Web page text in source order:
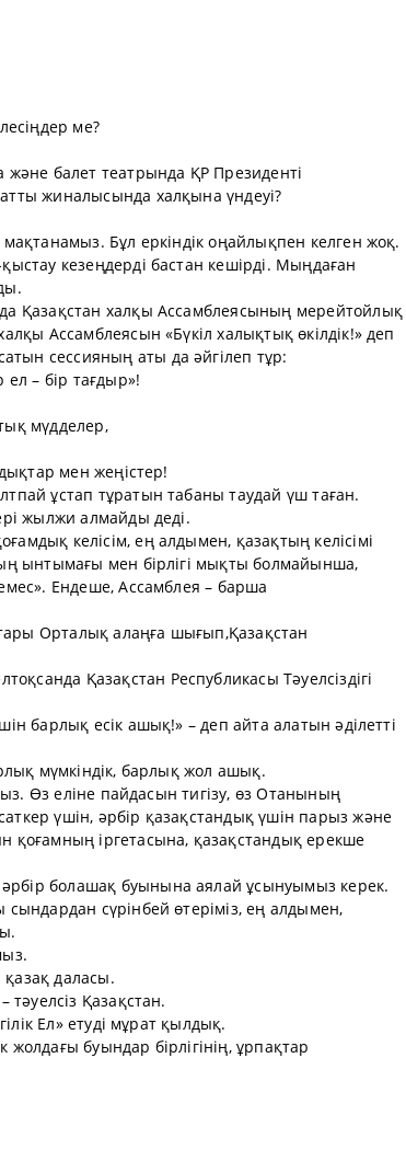
ме?
және балет театрында ҚР Президенті
жиналысында халқына үндеуі?
Бұл еркіндік оңайлықпен келген жоқ.
кезеңдерді бастан кешірді. Мыңдаған
Қазақстан халқы Ассамблеясының мерейтойлық
Ассамблеясын «Бүкіл халықтық өкілдік!» деп
сессияның аты да әйгілеп тұр:
ел – бір тағдыр»!
мүдделер,
мен жеңістер!
ұстап тұратын табаны таудай үш таған.
жылжи алмайды деді.
келісім, ең алдымен, қазақтың келісімі
ынтымағы мен бірлігі мықты болмайынша,
Ендеше, Ассамблея – барша
Орталық алаңға шығып,Қазақстан
Қазақстан Республикасы Тәуелсіздігі
барлық есік ашық!» – деп айта алатын әділетті
мүмкіндік, барлық жол ашық.
Өз еліне пайдасын тигізу, өз Отанының
үшін, әрбір қазақстандық үшін парыз және
қоғамның іргетасына, қазақстандық ерекше
болашақ буынына аялай ұсынуымыз керек.
сындардан сүрінбей өтеріміз, ең алдымен,
қазақ даласы.
Қазақстан.
Ел» етуді мұрат қылдық.
жолдағы буындар бірлігінің, ұрпақтар